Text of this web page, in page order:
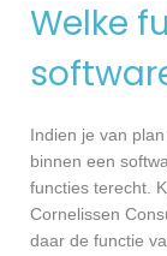
Welke
Indien je van
binnen een
functies terecht.
Cornelissen
daar de functie